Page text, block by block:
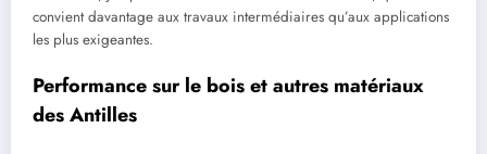
convient davantage aux travaux intermédiaires qu’aux applications
les plus exigeantes.
Performance sur le bois et autres matériaux
des Antilles